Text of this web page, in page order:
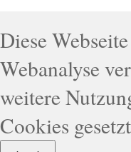
Diese
Webanalyse
weitere
Cookies